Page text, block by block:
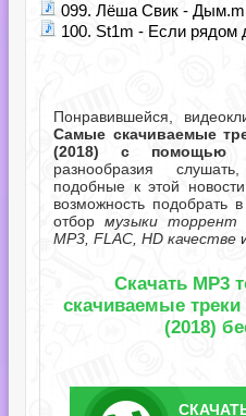
099. Лёша Свик -
100. St1m - Если рядом
Понравившейся,
Самые скачиваемые
(2018) с помощью
разнообразия
подобные к этой
возможность подобрать
отбормузыки торрент
MP3, FLAC, HD качестве
Скачать MP3
скачиваемые треки
(2018)